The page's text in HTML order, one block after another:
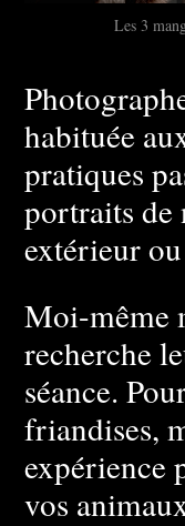
Les 3
habituée
pratiques
portraits de
extérieur
Moi-même
recherche
séance.
friandises,
expérience
vos